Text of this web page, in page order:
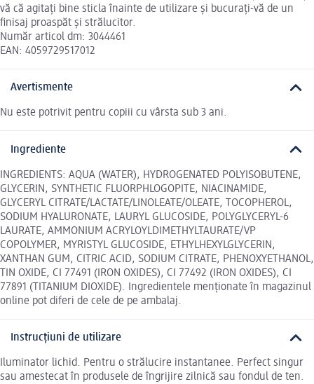
vă că agitați bine sticla înainte de utilizare și bucurați-vă de un
finisaj proaspăt și strălucitor.
Număr articol dm: 3044461
EAN: 4059729517012
Avertismente
Nu este potrivit pentru copiii cu vârsta sub 3 ani.
Ingrediente
INGREDIENTS: AQUA (WATER), HYDROGENATED POLYISOBUTENE,
GLYCERIN, SYNTHETIC FLUORPHLOGOPITE, NIACINAMIDE,
GLYCERYL CITRATE/LACTATE/LINOLEATE/OLEATE, TOCOPHEROL,
SODIUM HYALURONATE, LAURYL GLUCOSIDE, POLYGLYCERYL-6
LAURATE, AMMONIUM ACRYLOYLDIMETHYLTAURATE/VP
COPOLYMER, MYRISTYL GLUCOSIDE, ETHYLHEXYLGLYCERIN,
XANTHAN GUM, CITRIC ACID, SODIUM CITRATE, PHENOXYETHANOL,
TIN OXIDE, CI 77491 (IRON OXIDES), CI 77492 (IRON OXIDES), CI
77891 (TITANIUM DIOXIDE). Ingredientele menționate în magazinul
online pot diferi de cele de pe ambalaj.
Instrucțiuni de utilizare
Iluminator lichid. Pentru o strălucire instantanee. Perfect singur
sau amestecat în produsele de îngrijire zilnică sau fondul de ten.